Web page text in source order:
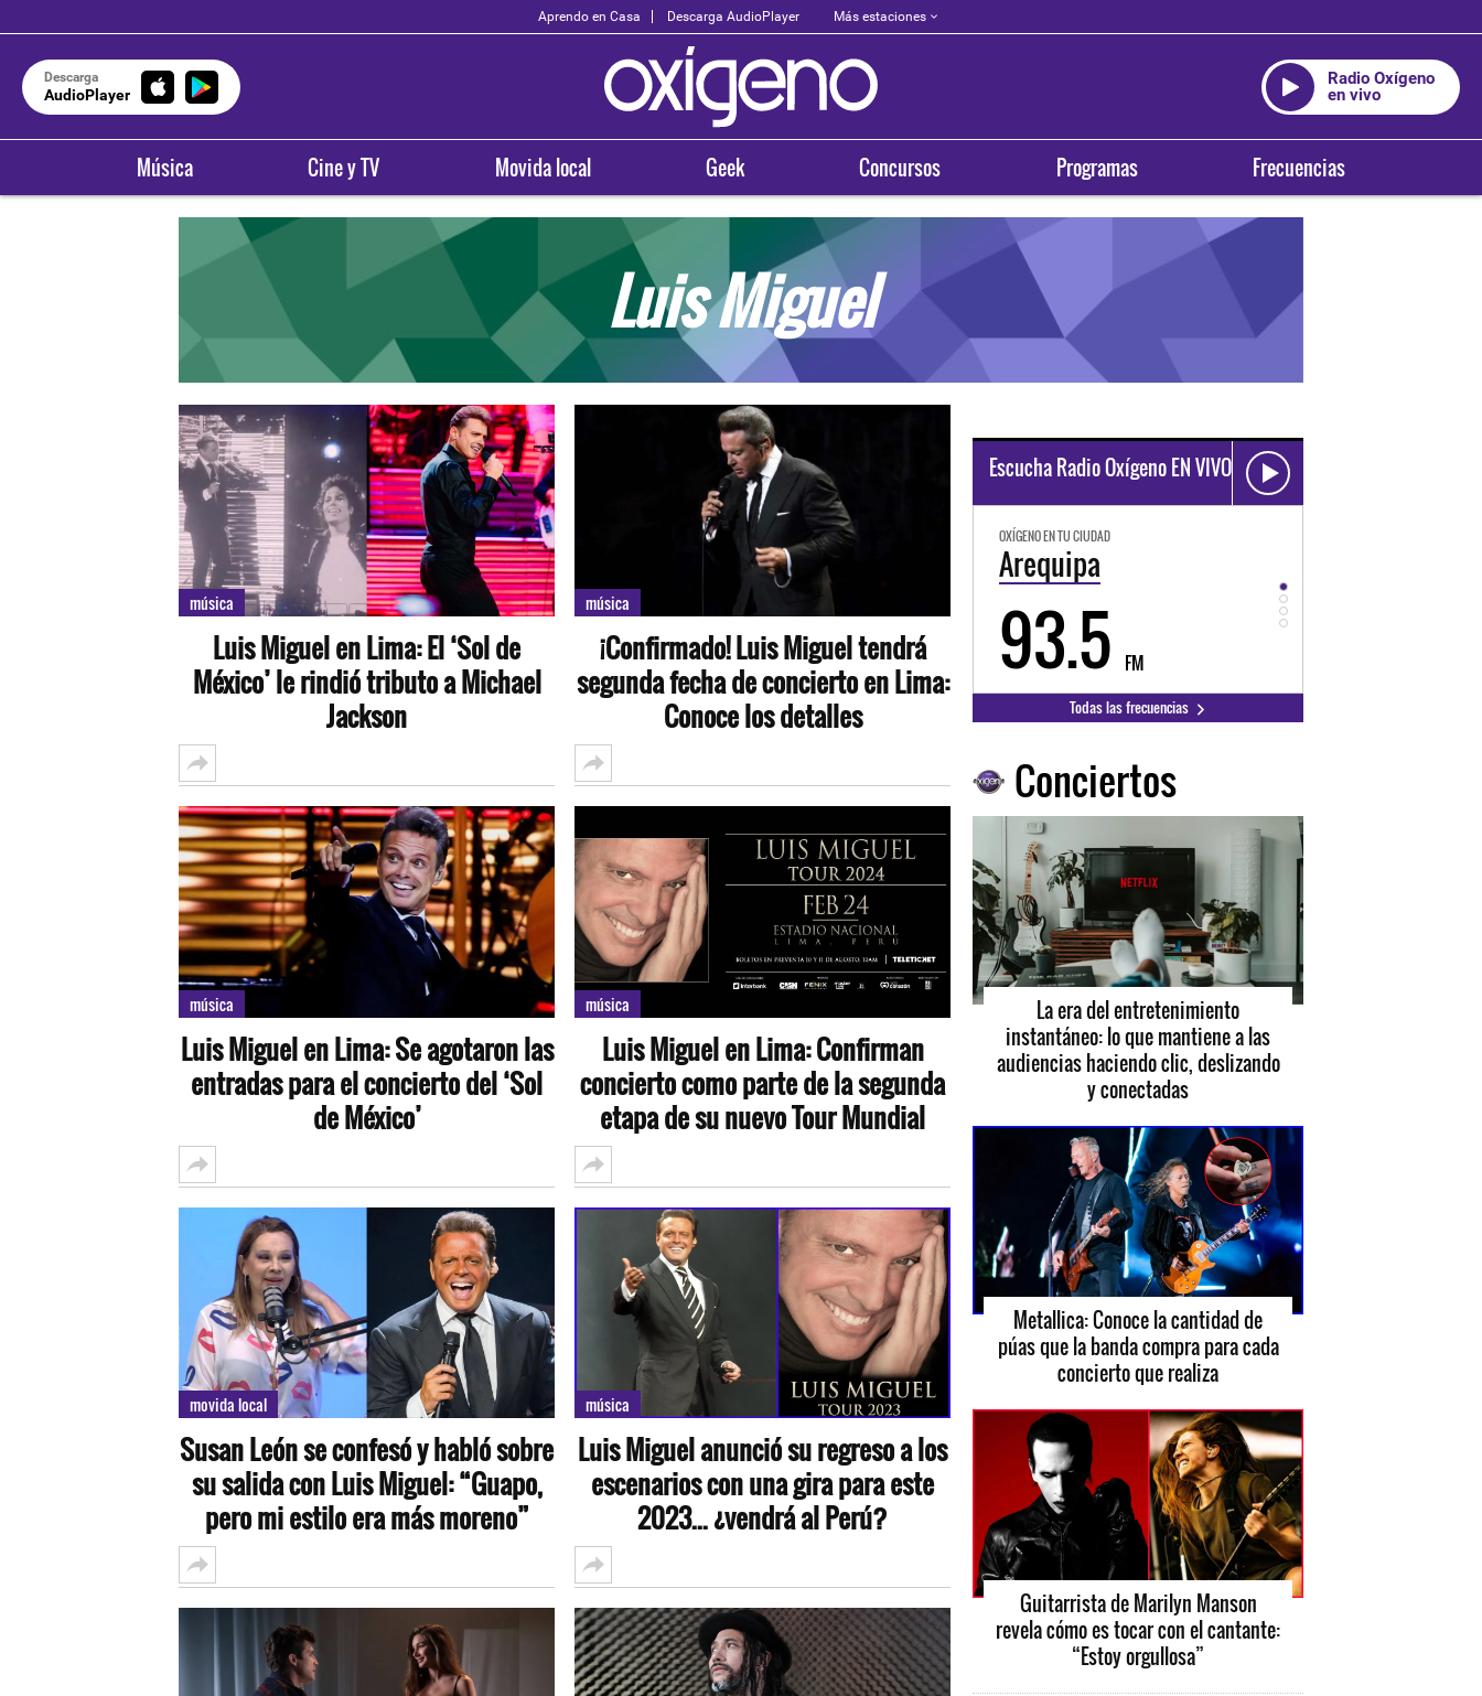
Aprendo en Casa Descarga AudioPlayer Más estaciones
Descarga
AudioPlayer
Radio Oxígeno
en vivo
Música Cine y TV Movida local Geek Concursos Programas Frecuencias
Luis Miguel
música
Luis Miguel en Lima: El ‘Sol de
México’ le rindió tributo a Michael
Jackson
música
Luis Miguel en Lima: Se agotaron las
entradas para el concierto del ‘Sol
de México’
movida local
Susan León se confesó y habló sobre
su salida con Luis Miguel: “Guapo,
pero mi estilo era más moreno”
música
¡Confirmado! Luis Miguel tendrá
segunda fecha de concierto en Lima:
Conoce los detalles
música
Luis Miguel en Lima: Confirman
concierto como parte de la segunda
etapa de su nuevo Tour Mundial
música
Luis Miguel anunció su regreso a los
escenarios con una gira para este
2023... ¿vendrá al Perú?
Escucha Radio Oxígeno EN VIVO
OXÍGENO EN TU CIUDAD
Arequipa
93.5 FM
OXÍGENO EN TU CIUDAD
Trujillo
98.3 FM 94.3
Todas las frecuencias
Conciertos
La era del entretenimiento
instantáneo: lo que mantiene a las
audiencias haciendo clic, deslizando
y conectadas
Metallica: Conoce la cantidad de
púas que la banda compra para cada
concierto que realiza
Guitarrista de Marilyn Manson
revela cómo es tocar con el cantante:
“Estoy orgullosa”